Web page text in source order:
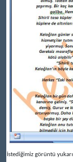
İstediğimiz görüntü